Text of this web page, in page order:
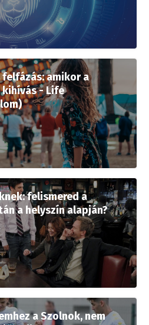
amikor a
kihívás - Life
felismered a
a helyszín alapján?
a Szolnok, nem